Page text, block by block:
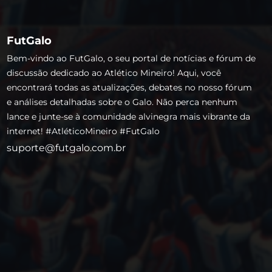
FutGalo
Bem-vindo ao FutGalo, o seu portal de notícias e fórum de
discussão dedicado ao Atlético Mineiro! Aqui, você
encontrará todas as atualizações, debates no nosso fórum
e análises detalhadas sobre o Galo. Não perca nenhum
lance e junte-se à comunidade alvinegra mais vibrante da
internet! #AtléticoMineiro #FutGalo
suporte@futgalo.com.br